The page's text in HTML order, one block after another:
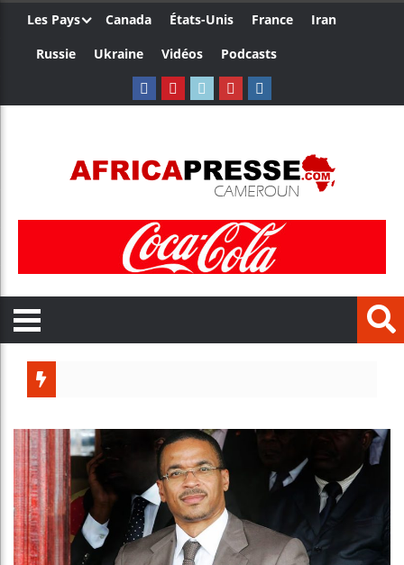
Les Pays Canada États-Unis France
Iran
Russie
Ukraine Vidéos Podcasts